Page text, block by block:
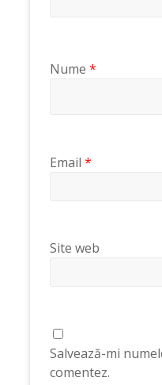
Nume *
Email *
Site web
Salvează-mi
comentez.